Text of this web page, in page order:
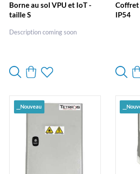
Borne au sol VPU et IoT -
taille S
Description coming soon
Coffret
IP54
__Nouveau